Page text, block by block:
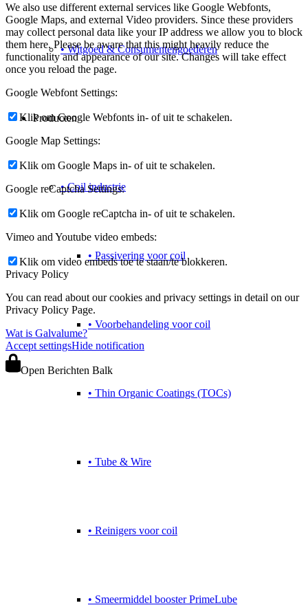
• Witgoed & Consumentengoederen
Producten
• Coil industrie
• Passivering voor coil
• Voorbehandeling voor coil
• Thin Organic Coatings (TOCs)
• Tube & Wire
• Reinigers voor coil
• Smeermiddel booster PrimeLube
We also use different external services like Google Webfonts,
Google Maps, and external Video providers. Since these providers
may collect personal data like your IP address we allow you to block
them here. Please be aware that this might heavily reduce the
functionality and appearance of our site. Changes will take effect
once you reload the page.
Google Webfont Settings:
Klik om Google Webfonts in- of uit te schakelen.
Google Map Settings:
Klik om Google Maps in- of uit te schakelen.
Google reCaptcha Settings:
Klik om Google reCaptcha in- of uit te schakelen.
Vimeo and Youtube video embeds:
Klik om video embeds toe te staan/te blokkeren.
Privacy Policy
You can read about our cookies and privacy settings in detail on our
Privacy Policy Page.
Wat is Galvalume?
Accept settingsHide notification
Open Berichten Balk